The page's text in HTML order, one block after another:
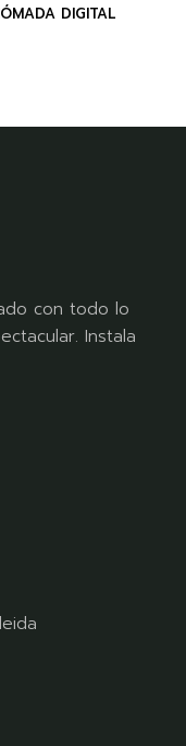
DIGITAL
con todo lo
Instala